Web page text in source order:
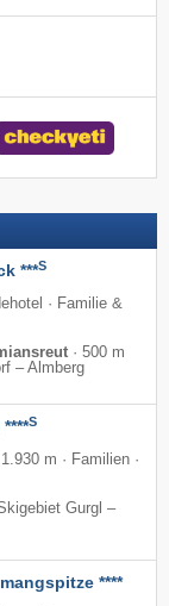
***S
· Familie &
· 500 m
– Almberg
S
m · Familien ·
Gurgl –
****